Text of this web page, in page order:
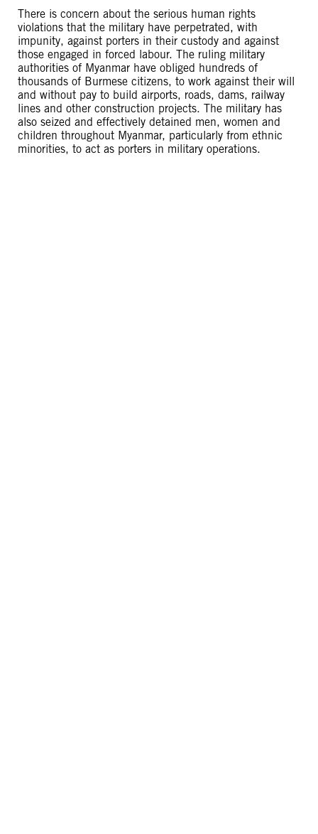
There is concern about the serious human rights
violations that the military have perpetrated, with
impunity, against porters in their custody and against
those engaged in forced labour. The ruling military
authorities of Myanmar have obliged hundreds of
thousands of Burmese citizens, to work against their will
and without pay to build airports, roads, dams, railway
lines and other construction projects. The military has
also seized and effectively detained men, women and
children throughout Myanmar, particularly from ethnic
minorities, to act as porters in military operations.